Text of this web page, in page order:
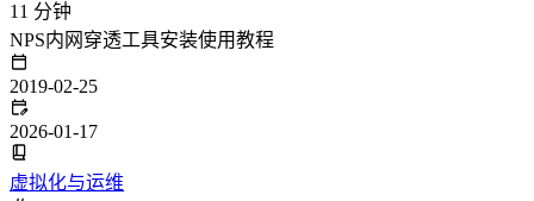
11 分钟
NPS内网穿透工具安装使用教程
2019-02-25
2026-01-17
虚拟化与运维